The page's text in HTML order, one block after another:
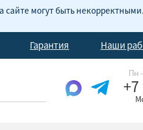
сайте могут быть некорректными.
Гарантия Наши
Пн